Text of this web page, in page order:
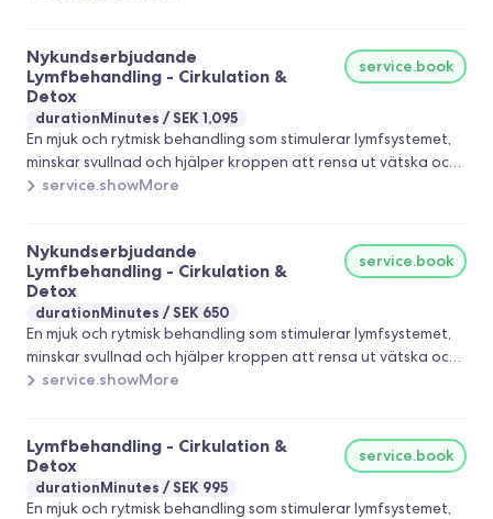
naturliga återhämtning. Passar även bra vid stress, trötthet
och långsam cirkulation. Välkommen att boka din
lymfbehandling 🌿
Nykundserbjudande
Lymfbehandling - Cirkulation &
Detox
durationMinutes SEK 1,095
service.book
En mjuk och rytmisk behandling som stimulerar lymfsystemet,
minskar svullnad och hjälper kroppen att rensa ut vätska och
slaggprodukter. Behandlingen är lugn, avslappnande och
naturliga återhämtning. Passar även bra vid stress, trötthet
och långsam cirkulation. Välkommen att boka din
lymfbehandling 🌿
service.showMore
Nykundserbjudande
Lymfbehandling - Cirkulation &
Detox
durationMinutes SEK 650
service.book
En mjuk och rytmisk behandling som stimulerar lymfsystemet,
minskar svullnad och hjälper kroppen att rensa ut vätska och
slaggprodukter. Behandlingen är lugn, avslappnande och
naturliga återhämtning. Passar även bra vid stress, trötthet
och långsam cirkulation. Välkommen att boka din
lymfbehandling 🌿
service.showMore
Lymfbehandling - Cirkulation &
Detox
durationMinutes SEK 995
service.book
En mjuk och rytmisk behandling som stimulerar lymfsystemet,